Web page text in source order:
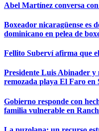
Abel Martínez conversa
Boxeador nicaragüense es
dominicano en pelea de
Fellito Suberví afirma que
Presidente Luis Abinader
remozada playa El Faro en
Gobierno responde con
familia vulnerable en